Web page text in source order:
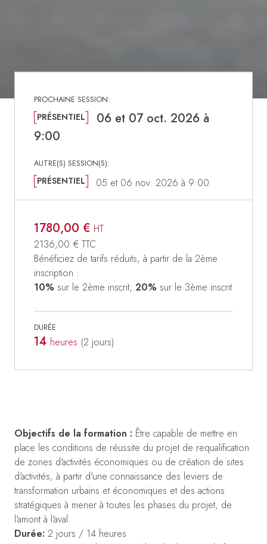
PRÉSENTIEL
06 et 07 oct. 2026 à
9:00
PRÉSENTIEL 05 et 06 nov. 2026 à 9:00
1780,00 € HT
2136,00 € TTC
Bénéficiez de tarifs réduits, à partir de la 2ème
inscription :
10% sur le 2ème inscrit, 20% sur le 3ème inscrit
DURÉE
14 heures (2 jours)
Objectifs de la formation : Être capable de mettre en
place les conditions de réussite du projet de requalification
de zones d'activités économiques ou de création de sites
d'activités, à partir d'une connaissance des leviers de
transformation urbains et économiques et des actions
stratégiques à mener à toutes les phases du projet, de
l'amont à l'aval.
Durée: 2 jours / 14 heures